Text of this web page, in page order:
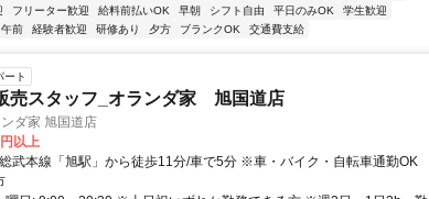
フリーター歓迎 給料前払いOK 早朝 シフト自由 平日のみOK
学生歓迎
午前 経験者歓迎 研修あり 夕方 ブランクOK 交通費支給
ート
売スタッフ_オランダ家 旭国道店
ダ家 旭国道店
以上
アクセス: 総武本線「旭駅」から徒歩11分/車で5分 ※車・バイク・自転車通勤OK